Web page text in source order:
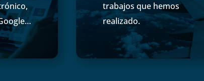
trabajos que hemos
realizado.